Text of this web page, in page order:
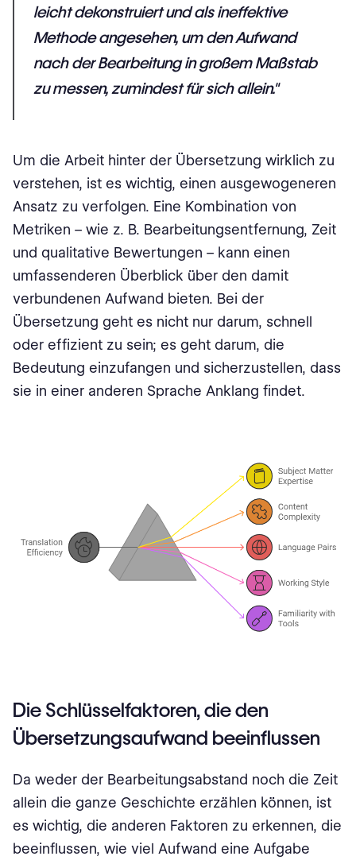
leicht dekonstruiert und als ineffektive
Methode angesehen, um den Aufwand
nach der Bearbeitung in großem Maßstab
zu messen, zumindest für sich allein."
Um die Arbeit hinter der Übersetzung wirklich zu
verstehen, ist es wichtig, einen ausgewogeneren
Ansatz zu verfolgen. Eine Kombination von
Metriken – wie z. B. Bearbeitungsentfernung, Zeit
und qualitative Bewertungen – kann einen
umfassenderen Überblick über den damit
verbundenen Aufwand bieten. Bei der
Übersetzung geht es nicht nur darum, schnell
oder effizient zu sein; es geht darum, die
Bedeutung einzufangen und sicherzustellen, dass
sie in einer anderen Sprache Anklang findet.
Die Schlüsselfaktoren, die den
Übersetzungsaufwand beeinflussen
Da weder der Bearbeitungsabstand noch die Zeit
allein die ganze Geschichte erzählen können, ist
es wichtig, die anderen Faktoren zu erkennen, die
beeinflussen, wie viel Aufwand eine Aufgabe